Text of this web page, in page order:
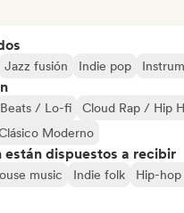
Jazz fusión Indie pop
Beats / Lo-fi Cloud Rap / Hip
Moderno
están dispuestos a recibir
music Indie folk Hip-